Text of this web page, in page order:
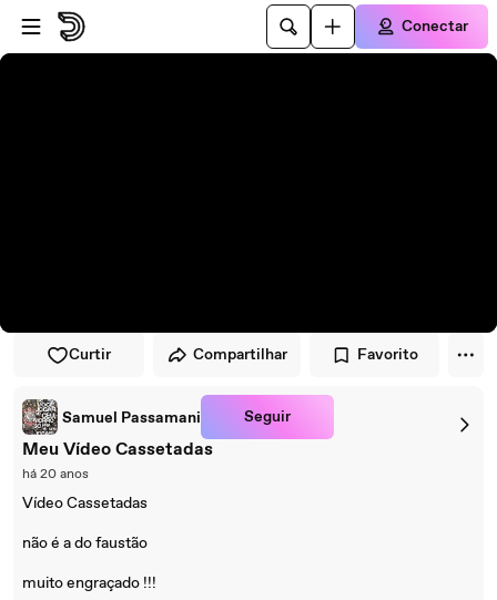
Pular para o player
Ir para o conteúdo principal
Conectar
Curtir Compartilhar Favorito
Samuel Passamani Seguir
Meu Vídeo Cassetadas
há 20 anos
Vídeo Cassetadas
não é a do faustão
muito engraçado !!!